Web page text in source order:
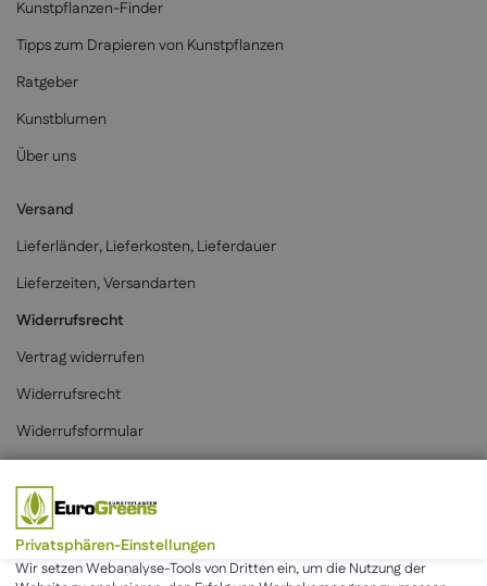
Kunstpflanzen-Finder
Tipps zum Drapieren von Kunstpflanzen
Ratgeber
Kunstblumen
Über uns
Versand
Lieferländer, Lieferkosten, Lieferdauer
Lieferzeiten, Versandarten
Widerrufsrecht
Vertrag widerrufen
Widerrufsrecht
Widerrufsformular
Zahlungsarten
Privatsphären-Einstellungen
Wir setzen Webanalyse-Tools von Dritten ein, um die Nutzung der